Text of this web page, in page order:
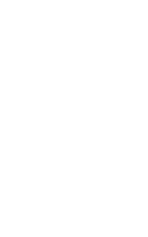
durch Personen
mit der Durchführung von
nur Personen
beschäftigen, die die
besitzen und
der Industrie- und
nachweisen, dass sie über
des Gewerbes
und fachlichen
worden sind und mit
Für die Durchführung
(zum Beispiel der
Asyl-Aufnahmeeinrichtungen
von zugangsgeschützten